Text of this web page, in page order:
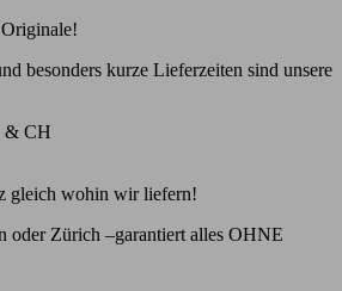
besonders kurze Lieferzeiten sind unsere
& CH
gleich wohin wir liefern!
oder Zürich –garantiert alles OHNE